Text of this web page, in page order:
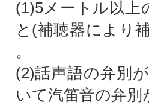
(1)5メートル以上
と(補聴器により
。
(2)話声語の弁別
いて汽笛音の弁別